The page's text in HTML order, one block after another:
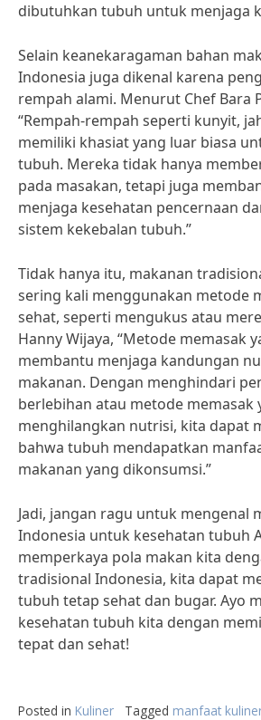
dibutuhkan tubuh untuk menjaga
Selain keanekaragaman bahan
Indonesia juga dikenal karena
rempah alami. Menurut Chef Bara
“Rempah-rempah seperti kunyit,
memiliki khasiat yang luar biasa
tubuh. Mereka tidak hanya
pada masakan, tetapi juga
menjaga kesehatan pencernaan
sistem kekebalan tubuh.”
Tidak hanya itu, makanan
sering kali menggunakan metode
sehat, seperti mengukus atau
Hanny Wijaya, “Metode memasak
membantu menjaga kandungan
makanan. Dengan menghindari
berlebihan atau metode memasak
menghilangkan nutrisi, kita dapat
bahwa tubuh mendapatkan
makanan yang dikonsumsi.”
Jadi, jangan ragu untuk mengenal
Indonesia untuk kesehatan tubuh
memperkaya pola makan kita
tradisional Indonesia, kita dapat
tubuh tetap sehat dan bugar. Ayo
kesehatan tubuh kita dengan
tepat dan sehat!
Posted in Kuliner Tagged manfaat